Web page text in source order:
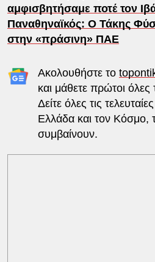
αμφισβητήσαμε ποτέ τον
Παναθηναϊκός: Ο Τάκης
στην «πράσινη» ΠΑΕ
Ακολουθήστε το
και μάθετε πρώτοι όλες
Δείτε όλες τις τελευταίες
Ελλάδα και τον Κόσμο,
συμβαίνουν.